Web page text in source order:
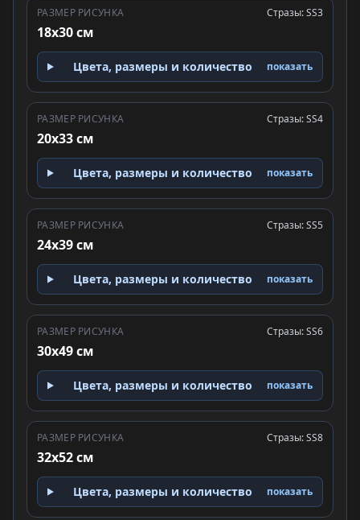
РАЗМЕР РИСУНКА
18x30 см
Стразы: SS3
Цвета, размеры и количество показать
РАЗМЕР РИСУНКА
20x33 см
Стразы: SS4
Цвета, размеры и количество показать
РАЗМЕР РИСУНКА
24x39 см
Стразы: SS5
Цвета, размеры и количество показать
РАЗМЕР РИСУНКА
30x49 см
Стразы: SS6
Цвета, размеры и количество показать
РАЗМЕР РИСУНКА
32x52 см
Стразы: SS8
Цвета, размеры и количество показать